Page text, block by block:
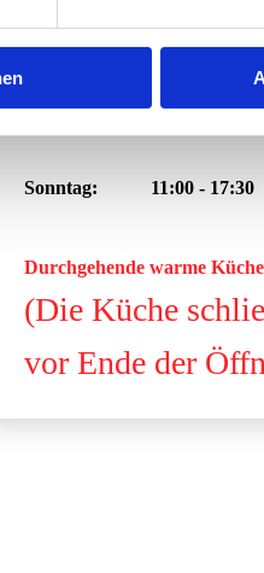
Samstag: 11:00 - 17:30
Bei gutem
Sonntag: 11:00 - 17:30
Durchgehende warme Küche
(Die Küche
vor Ende der